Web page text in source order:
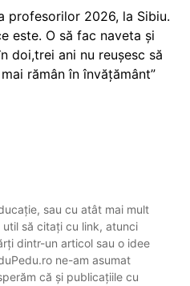
profesorilor 2026, la Sibiu.
este. O să fac naveta și
doi,trei ani nu reușesc să
rămân în învățământ”
sau cu atât mai mult
să citați cu link, atunci
dintr-un articol sau o idee
ne-am asumat
că și publicațiile cu